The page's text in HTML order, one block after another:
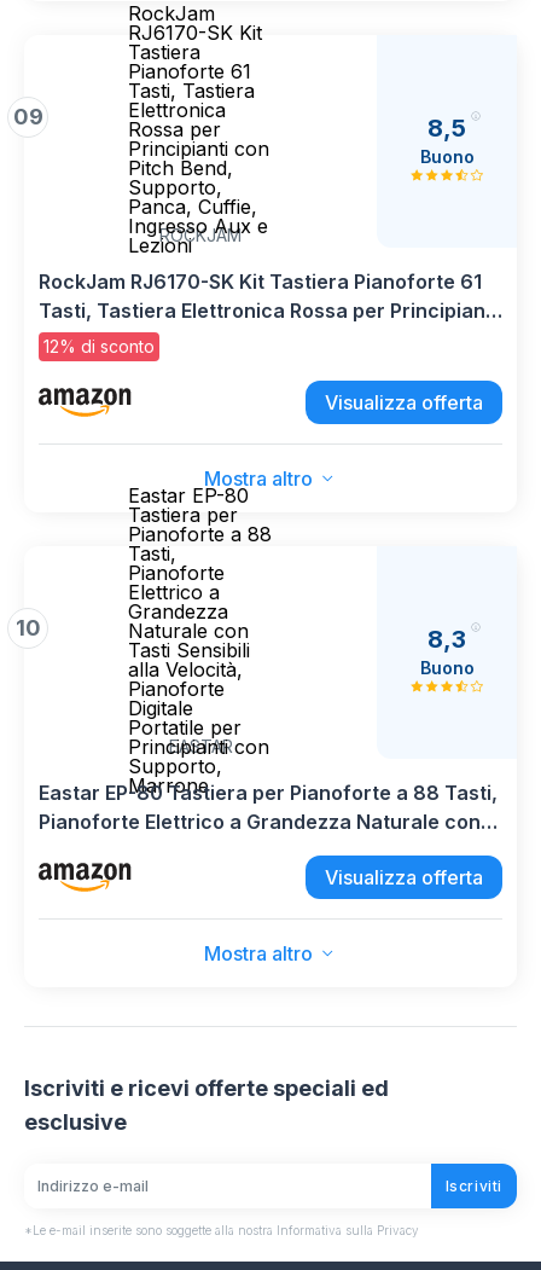
09
RockJam
RJ6170-SK Kit
Tastiera
Pianoforte 61
Tasti, Tastiera
Elettronica
Rossa per
Principianti con
Pitch Bend,
Supporto,
Panca, Cuffie,
Ingresso Aux e
LezioniROCKJAM
8,5
Buono
RockJam RJ6170-SK Kit Tastiera Pianoforte 61
Tasti, Tastiera Elettronica Rossa per Principianti
con Pitch Bend, Supporto, Panca, Cuffie,
Ingresso Aux e Lezioni
12% di sconto
Visualizza offerta
Mostra altro
10
Eastar EP-80
Tastiera per
Pianoforte a 88
Tasti,
Pianoforte
Elettrico a
Grandezza
Naturale con
Tasti Sensibili
alla Velocità,
Pianoforte
Digitale
Portatile per
Principianti con
Supporto,
Marrone
EASTAR
8,3
Buono
Eastar EP-80 Tastiera per Pianoforte a 88 Tasti,
Pianoforte Elettrico a Grandezza Naturale con
Tasti Sensibili alla Velocità, Pianoforte Digitale
Portatile per Principianti con Supporto, Marrone
Visualizza offerta
Mostra altro
Iscriviti e ricevi offerte speciali ed
esclusive
Iscriviti
*Le e-mail inserite sono soggette alla nostra Informativa sulla Privacy